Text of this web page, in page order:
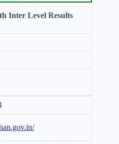
Inter Level Results